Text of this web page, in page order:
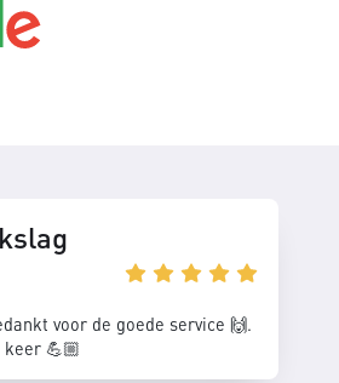
voor de goede service 🙌.
keer 💪🏼